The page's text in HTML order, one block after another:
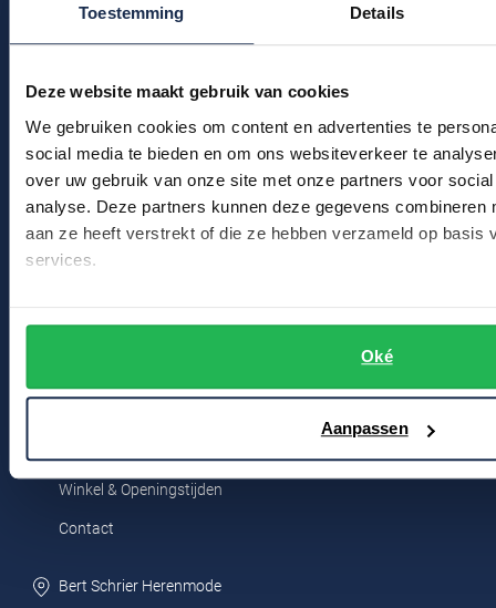
Toestemming Details
Deze website maakt gebruik van cookies
We gebruiken cookies om content en advertenties te
social media te bieden en om ons websiteverkeer te
over uw gebruik van onze site met onze partners voor
analyse. Deze partners kunnen deze gegevens combineren
aan ze heeft verstrekt of die ze hebben verzameld op basis
services.
Oké
Aanpassen
Klantenservice
Verzendkosten & verzending
Ruilen & retourneren
Klachtenafhandeling
Veelgestelde vragen
Winkel & Openingstijden
Contact
Bert Schrier Herenmode